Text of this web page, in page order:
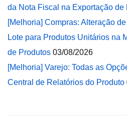
da Nota Fiscal na Exportação de
[Melhoria] Compras: Alteração
Lote para Produtos Unitários na
de Produtos 03/08/2026
[Melhoria] Varejo: Todas as
Central de Relatórios do Produto